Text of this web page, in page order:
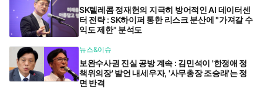
SK텔레콤 정재헌의 지극히 방어적인 AI 데이터센
터 전략 : SK하이퍼 통한 리스크 분산에 "가져갈 수
익도 제한" 분석도
뉴스&이슈
보완수사권 진실 공방 계속 : 김민석이 '한정애 정
책위의장' 발언 내세우자, '사무총장 조승래'는 정
면 반격